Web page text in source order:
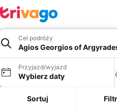
Cel podróży
Agios Georgios of
Przyjazd/wyjazd
Wybierz daty
Sortuj